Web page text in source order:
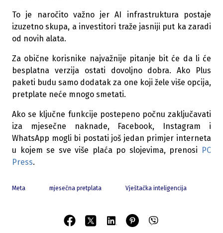
To je naročito važno jer AI infrastruktura postaje
izuzetno skupa, a investitori traže jasniji put ka zaradi
od novih alata.
Za obične korisnike najvažnije pitanje bit će da li će
besplatna verzija ostati dovoljno dobra. Ako Plus
paketi budu samo dodatak za one koji žele više opcija,
pretplate neće mnogo smetati.
Ako se ključne funkcije postepeno počnu zaključavati
iza mjesečne naknade, Facebook, Instagram i
WhatsApp mogli bi postati još jedan primjer interneta
u kojem se sve više plaća po slojevima, prenosi PC
Press.
Meta mjesečna pretplata Vještačka inteligencija